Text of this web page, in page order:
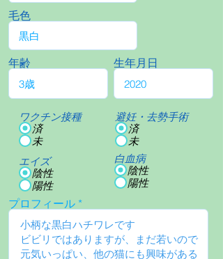
毛色
年齢
ワクチン接種
済
未
エイズ
陰性
陽性
生年月日
避妊・去勢手術
済
未
白血病
陰性
陽性
プロフィール